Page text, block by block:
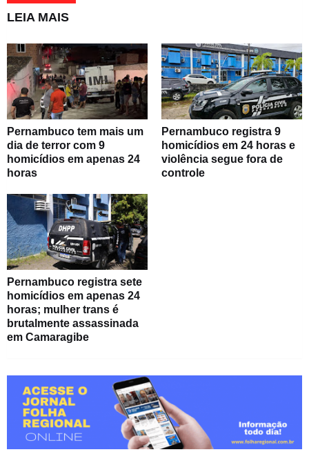
LEIA MAIS
Pernambuco tem mais um
dia de terror com 9
homicídios em apenas 24
horas
Pernambuco registra 9
homicídios em 24 horas e
violência segue fora de
controle
Pernambuco registra sete
homicídios em apenas 24
horas; mulher trans é
brutalmente assassinada
em Camaragibe